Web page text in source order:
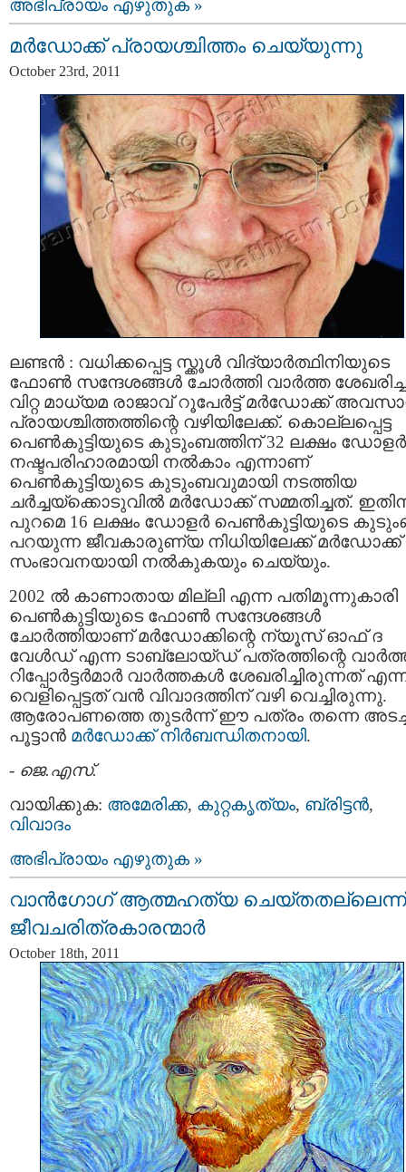
അഭിപ്രായം എഴുതുക »
മര്‍ഡോക്ക്‌ പ്രായശ്ചിത്തം ചെയ്യുന്നു
October 23rd, 2011
ലണ്ടന്‍ : വധിക്കപ്പെട്ട സ്ക്കൂള്‍ വിദ്യാര്‍ത്ഥിനിയുടെ
ഫോണ്‍ സന്ദേശങ്ങള്‍ ചോര്‍ത്തി വാര്‍ത്ത
വിറ്റ മാധ്യമ രാജാവ്‌ റൂപേര്‍ട്ട് മര്‍ഡോക്ക്‌
പ്രായശ്ചിത്തത്തിന്റെ വഴിയിലേക്ക്‌. കൊല്ലപ്പെട്ട
പെണ്‍കുട്ടിയുടെ കുടുംബത്തിന് 32 ലക്ഷം ഡോളര്‍
നഷ്ടപരിഹാരമായി നല്‍കാം എന്നാണ്
പെണ്‍കുട്ടിയുടെ കുടുംബവുമായി നടത്തിയ
ചര്‍ച്ചയ്ക്കൊടുവില്‍ മര്‍ഡോക്ക്‌ സമ്മതിച്ചത്‌.
പുറമെ 16 ലക്ഷം ഡോളര്‍ പെണ്‍കുട്ടിയുടെ
പറയുന്ന ജീവകാരുണ്യ നിധിയിലേക്ക് മര്‍ഡോക്ക്‌
സംഭാവനയായി നല്‍കുകയും ചെയ്യും.
2002 ല്‍ കാണാതായ മില്ലി എന്ന പതിമൂന്നുകാരി
പെണ്‍കുട്ടിയുടെ ഫോണ്‍ സന്ദേശങ്ങള്‍
ചോര്‍ത്തിയാണ് മര്‍ഡോക്കിന്റെ ന്യൂസ് ഓഫ് ദ
വേള്‍ഡ്‌ എന്ന ടാബ്ലോയ്ഡ് പത്രത്തിന്റെ
റിപ്പോര്‍ട്ടര്‍മാര്‍ വാര്‍ത്തകള്‍ ശേഖരിച്ചിരുന്നത്
വെളിപ്പെട്ടത് വന്‍ വിവാദത്തിന് വഴി വെച്ചിരുന്നു.
ആരോപണത്തെ തുടര്‍ന്ന് ഈ പത്രം തന്നെ
പൂട്ടാന്‍ മര്‍ഡോക്ക്‌ നിര്‍ബന്ധിതനായി.
- ജെ.എസ്.
വായിക്കുക: അമേരിക്ക, കുറ്റകൃത്യം, ബ്രിട്ടന്‍,
വിവാദം
അഭിപ്രായം എഴുതുക »
വാന്‍‌ഗോഗ് ആത്മഹത്യ ചെയ്തതല്ലെന്ന്
ജീവചരിത്രകാരന്മാര്‍
October 18th, 2011